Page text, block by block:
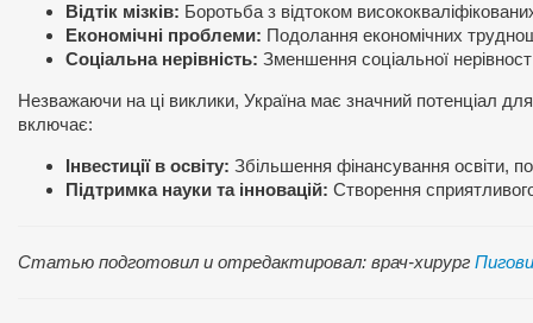
Відтік мізків: Боротьба з відтоком
Економічні проблеми: Подолання економічних
Соціальна нерівність: Зменшення соціальної
Незважаючи на ці виклики, Україна має значний потенціал
включає:
Інвестиції в освіту: Збільшення фінансування освіти,
Підтримка науки та інновацій: Створення
Статью подготовил и отредактировал: врач-хирург